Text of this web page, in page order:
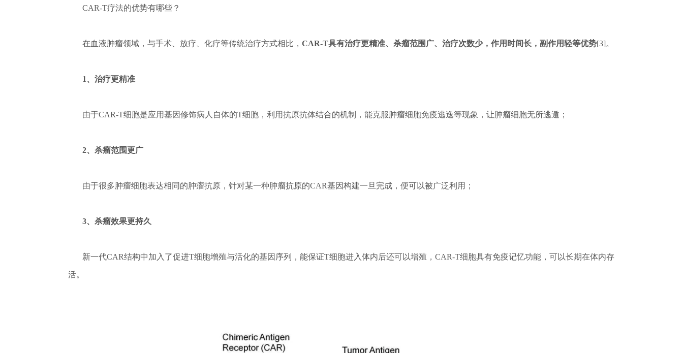
CAR-T疗法的优势有哪些？
在血液肿瘤领域，与手术、放疗、化疗等传统治疗方式相比，CAR-T具有治疗更精准、杀瘤范围广、治疗次数少，作用时间长，副作用轻等优势[3]。
1、治疗更精准
由于CAR-T细胞是应用基因修饰病人自体的T细胞，利用抗原抗体结合的机制，能克服肿瘤细胞免疫逃逸等现象，让肿瘤细胞无所逃遁；
2、杀瘤范围更广
由于很多肿瘤细胞表达相同的肿瘤抗原，针对某一种肿瘤抗原的CAR基因构建一旦完成，便可以被广泛利用；
3、杀瘤效果更持久
新一代CAR结构中加入了促进T细胞增殖与活化的基因序列，能保证T细胞进入体内后还可以增殖，CAR-T细胞具有免疫记忆功能，可以长期在体内存
活。